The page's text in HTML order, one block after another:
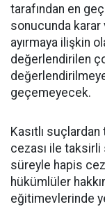
tarafından en
sonucunda
ayırmaya ilişkin
değerlendirilen
geçemeyecek.
Kasıtlı
cezası ile taksirli
süreyle hapis
hükümlüler
eğitimevlerinde